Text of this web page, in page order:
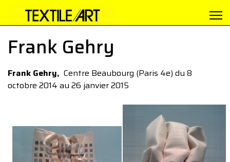
Frank Gehry
Frank Gehry, Centre Beaubourg (Paris 4e) du 8
octobre 2014 au 26 janvier 2015